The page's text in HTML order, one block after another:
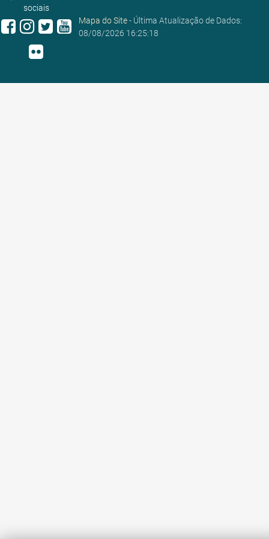
sociais
Mapa do Site- Última Atualização de Dados:
08/08/2026 16:25:18